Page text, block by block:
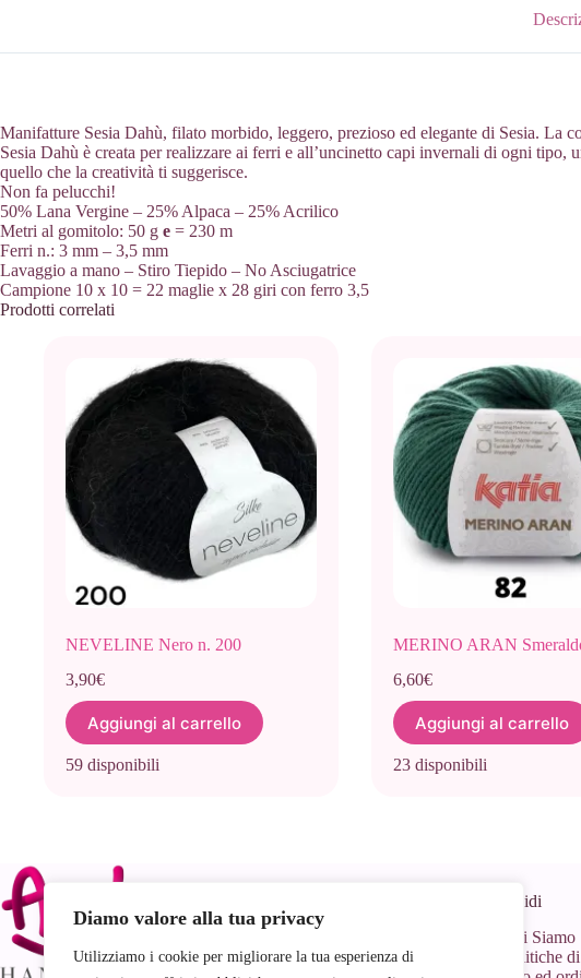
Diamo valore alla tua privacy
Utilizziamo i cookie per migliorare la tua esperienza di
Manifatture Sesia Dahù, filato morbido, leggero, prezioso ed elegante di Sesia. La
Sesia Dahù è creata per realizzare ai ferri e all’uncinetto capi invernali di ogni
quello che la creatività ti suggerisce.
Non fa pelucchi!
50% Lana Vergine – 25% Alpaca – 25% Acrilico
Metri al gomitolo: 50 g e = 230 m
Ferri n.: 3 mm – 3,5 mm
Lavaggio a mano – Stiro Tiepido – No Asciugatrice
Campione 10 x 10 = 22 maglie x 28 giri con ferro 3,5
Prodotti correlati
NEVELINE Nero n. 200
3,90€
Aggiungi al carrello
59 disponibili
MERINO ARAN
6,60€
Aggiungi al carrello
23 disponibili
Link Rapidi
Chi Siamo
Politiche